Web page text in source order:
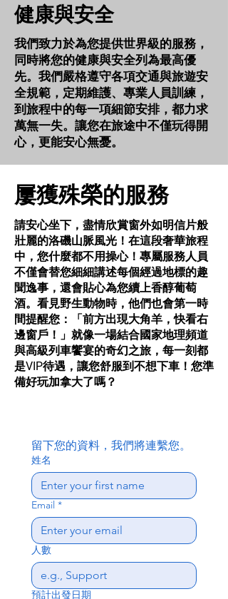
健康與安全
我們致力於為您提供世界級的服務，
同時將您的健康與安全列為最高優
先。我們嚴格遵守各項交通與旅遊安
全規範，定期維護、專業人員訓練，
到旅程中的每一項細節安排，都力求
萬無一失。讓您在旅途中不僅玩得開
心，更能安心無憂。
屢獲殊榮的服務
請安心坐下，盡情欣賞窗外如明信片般
壯麗的洛磯山脈風光！在這段奢華旅程
中，您什麼都不用操心！專屬服務人員
不僅會替您細細講述每個經過地標的趣
聞逸事，還會貼心為您續上香醇葡萄
酒。看見野生動物時，他們也會第一時
間提醒您：「前方出現大角羊，快看右
邊窗戶！」就像一場結合國家地理頻道
與高級列車饗宴的奇幻之旅，每一刻都
是VIP待遇，讓您舒服到不想下車！您準
備好玩加拿大了嗎？
留下您的資料，我們將連繫您。
姓名
Email *
人數
預計出發日期